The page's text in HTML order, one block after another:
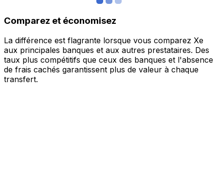
Comparez et économisez
La différence est flagrante lorsque vous comparez Xe
aux principales banques et aux autres prestataires. Des
taux plus compétitifs que ceux des banques et l'absence
de frais cachés garantissent plus de valeur à chaque
transfert.